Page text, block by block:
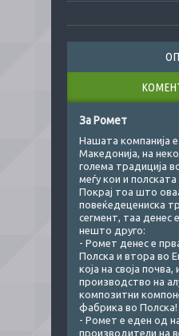
За Ромет
Нашата компанија
Македонија, на
голема традиција
меѓу кои и
Покрај тоа што
повеќедецениска
сегмент, таа денес
нешто друго:
- Ромет денес е
Полска и втора во
која на своја
производство на
композитни
фабрика во Полска!
- Ромет е еден од
производители на